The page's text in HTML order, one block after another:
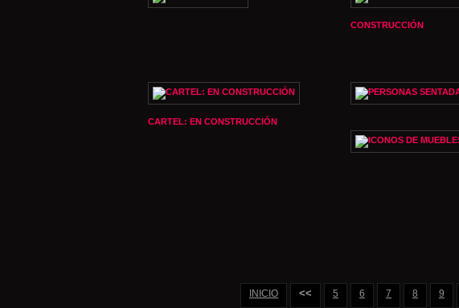
CONSTRUCCIÓN
CARTEL: EN CONSTRUCCIÓN
INICIO << 5 6 7 8 9